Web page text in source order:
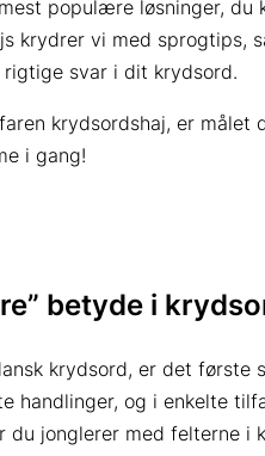
populære løsninger, du
krydrer vi med sprogtips,
svar i dit krydsord.
krydsordshaj, er målet
i gang!
betyde i
krydsord, er det
handlinger, og i enkelte
du jonglerer med felterne